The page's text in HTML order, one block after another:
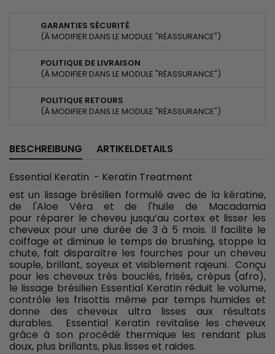
GARANTIES SÉCURITÉ
(À MODIFIER DANS LE MODULE "RÉASSURANCE")
POLITIQUE DE LIVRAISON
(À MODIFIER DANS LE MODULE "RÉASSURANCE")
POLITIQUE RETOURS
(À MODIFIER DANS LE MODULE "RÉASSURANCE")
BESCHREIBUNG
ARTIKELDETAILS
Essential Keratin - Keratin Treatment
est un lissage brésilien formulé avec de la kératine,
de l'Aloe Véra et de l'huile de Macadamia
pour réparer le cheveu jusqu’au cortex et lisser les
cheveux pour une durée de 3 à 5 mois. Il facilite le
coiffage et diminue le temps de brushing, stoppe la
chute, fait disparaître les fourches pour un cheveu
souple, brillant, soyeux et visiblement rajeuni. Conçu
pour les cheveux très bouclés, frisés, crépus (afro),
le lissage brésilien Essential Keratin réduit le volume,
contrôle les frisottis même par temps humides et
donne des cheveux ultra lisses aux résultats
durables. Essential Keratin revitalise les cheveux
grâce à son procédé thermique les rendant plus
doux, plus brillants, plus lisses et raides.